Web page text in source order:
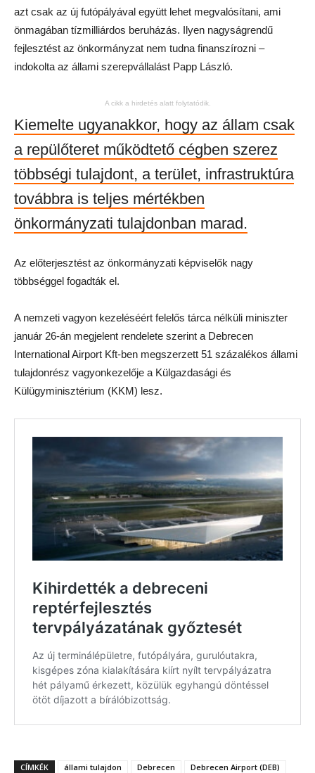
azt csak az új futópályával együtt lehet megvalósítani, ami
önmagában tízmilliárdos beruházás. Ilyen nagyságrendű
fejlesztést az önkormányzat nem tudna finanszírozni –
indokolta az állami szerepvállalást Papp László.
A cikk a hirdetés alatt folytatódik.
Kiemelte ugyanakkor, hogy az állam csak
a repülőteret működtető cégben szerez
többségi tulajdont, a terület, infrastruktúra
továbbra is teljes mértékben
önkormányzati tulajdonban marad.
Az előterjesztést az önkormányzati képviselők nagy
többséggel fogadták el.
A nemzeti vagyon kezeléséért felelős tárca nélküli miniszter
január 26-án megjelent rendelete szerint a Debrecen
International Airport Kft-ben megszerzett 51 százalékos állami
tulajdonrész vagyonkezelője a Külgazdasági és
Külügyminisztérium (KKM) lesz.
CÍMKÉK állami tulajdon Debrecen
Debrecen Airport (DEB)